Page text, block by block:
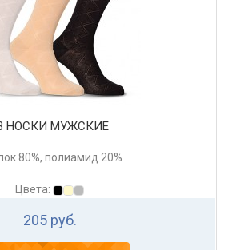
НОСКИ МУЖСКИЕ
80%, полиамид 20%
Цвета:
205 руб.